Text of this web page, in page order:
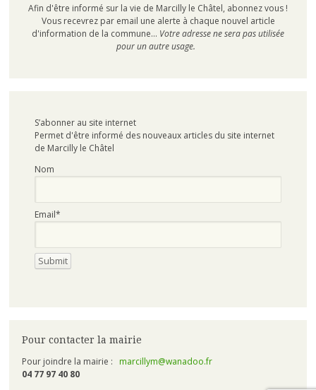
Afin d'être informé sur la vie de Marcilly le Châtel, abonnez vous !
Vous recevrez par email une alerte à chaque nouvel article
d'information de la commune... Votre adresse ne sera pas utilisée
pour un autre usage.
S’abonner au site internet
Permet d'être informé des nouveaux articles du site internet
de Marcilly le Châtel
Nom
Email*
Pour contacter la mairie
Pour joindre la mairie : marcillym@wanadoo.fr
04 77 97 40 80